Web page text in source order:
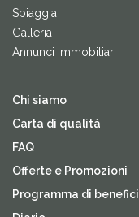
Spiaggia
Galleria
Annunci immobiliari
Chi siamo
Carta di qualità
FAQ
Offerte e Promozioni
Programma di benefici